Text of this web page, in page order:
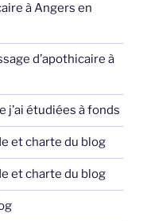
à Angers en
d’apothicaire à
j’ai étudiées à fonds
et charte du blog
et charte du blog